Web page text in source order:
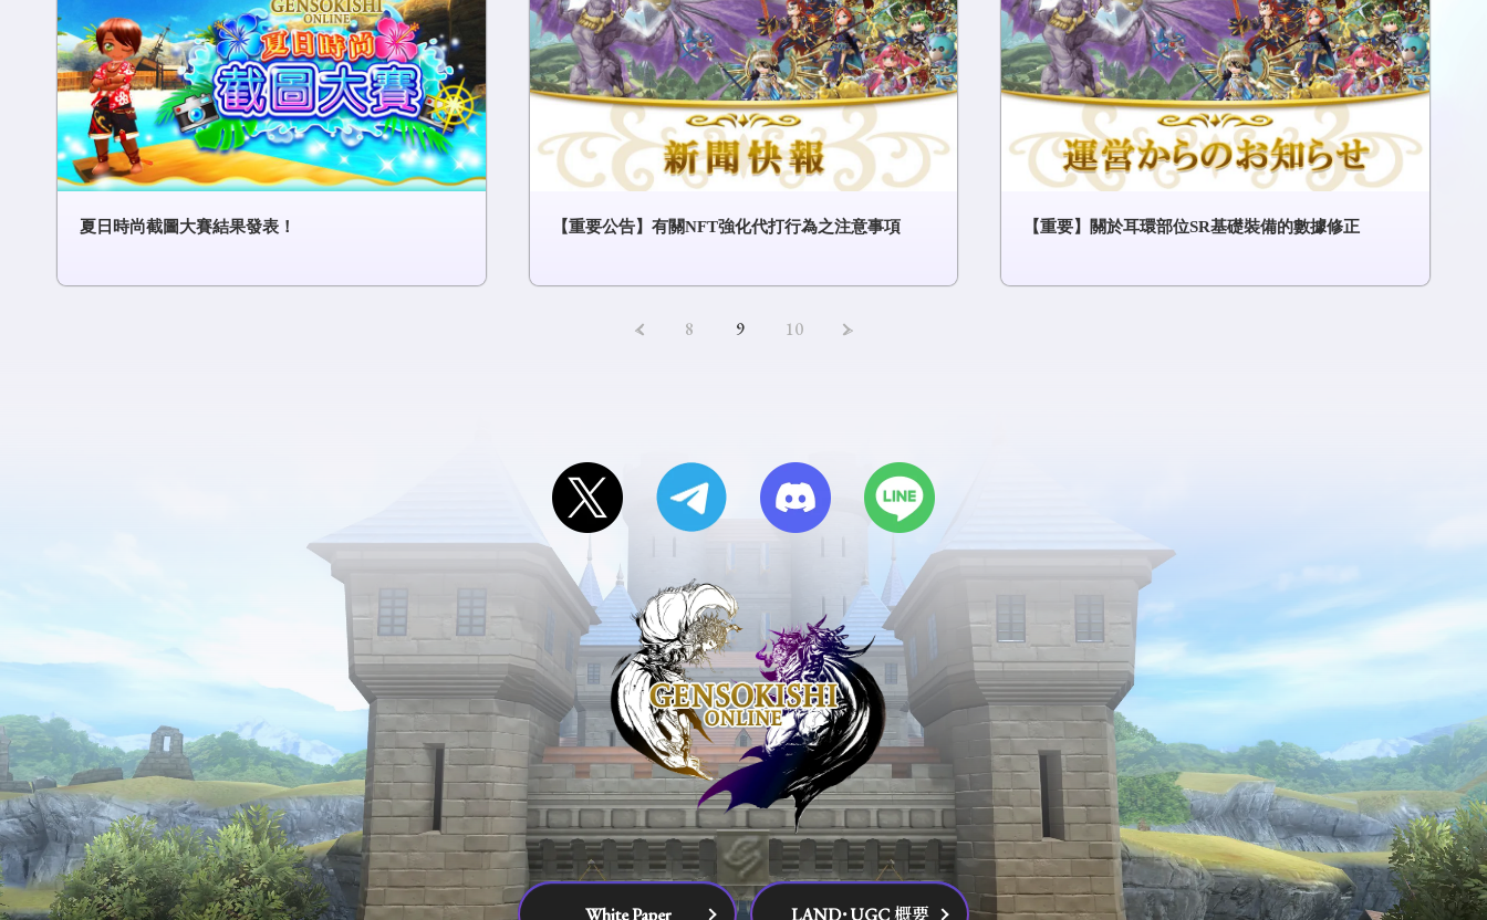
夏日時尚截圖大賽結果發表！ 【重要公告】有關NFT強化代打行為之注意事項 【重要】關於耳環部位SR基礎裝備的數據修正
< 8 9 10 >
White Paper LAND･UGC 概要